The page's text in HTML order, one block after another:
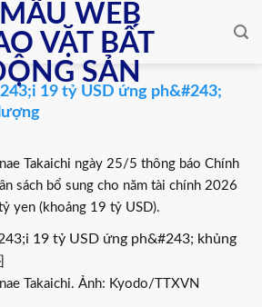
19 tỷ USD ứng ph&#243;
Takaichi ngày 25/5 thông báo Chính
sách bổ sung cho năm tài chính 2026
yen (khoảng 19 tỷ USD).
Takaichi. Ảnh: Kyodo/TTXVN